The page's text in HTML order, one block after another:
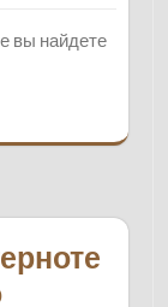
вы найдете